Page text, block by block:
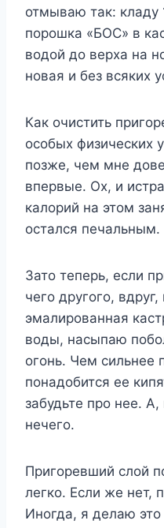
отмываю так: кладу
порошка «БОС» в
водой до верха на
новая и без всяких
Как очистить
особых физических
позже, чем мне
впервые. Ох, и
калорий на этом
остался печальным.
Зато теперь, если
чего другого,
эмалированная
воды, насыпаю
огонь. Чем сильнее
понадобится ее
забудьте про нее.
нечего.
Пригоревший слой
легко. Если же нет,
Иногда, я делаю это